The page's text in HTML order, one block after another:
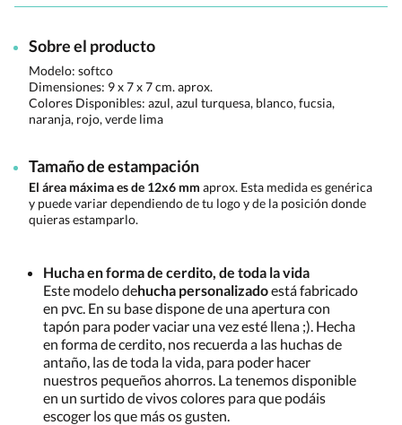
Sobre el producto
Modelo: softco
Dimensiones: 9 x 7 x 7 cm. aprox.
Colores Disponibles: azul, azul turquesa, blanco, fucsia,
naranja, rojo, verde lima
Tamaño de estampación
El área máxima es de 12x6 mm aprox. Esta medida es genérica
y puede variar dependiendo de tu logo y de la posición donde
quieras estamparlo.
Hucha en forma de cerdito, de toda la vida
Este modelo dehucha personalizadoestá fabricado
en pvc. En su base dispone de una apertura con
tapón para poder vaciar una vez esté llena ;). Hecha
en forma de cerdito, nos recuerda a las huchas de
antaño, las de toda la vida, para poder hacer
nuestros pequeños ahorros. La tenemos disponible
en un surtido de vivos colores para que podáis
escoger los que más os gusten.